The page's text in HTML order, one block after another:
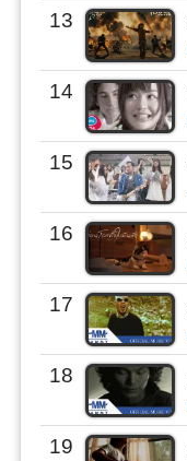
13
14
15
16
17
18
19